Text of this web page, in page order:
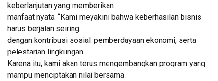
keberlanjutan yang memberikan
manfaat nyata. “Kami meyakini bahwa keberhasilan bisnis
harus berjalan seiring
dengan kontribusi sosial, pemberdayaan ekonomi, serta
pelestarian lingkungan.
Karena itu, kami akan terus mengembangkan program yang
mampu menciptakan nilai bersama